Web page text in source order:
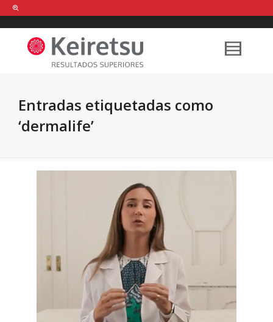
Help me Dante! I'm looking for new
shirts in a size medium
that cost
between £ . Show me all the
Entradas etiquetadas como
‘dermalife’